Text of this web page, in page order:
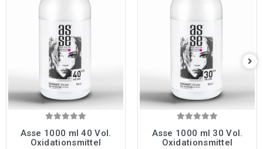
Asse 1000 ml 40 Vol.
Oxidationsmittel
Asse 1000 ml 30 Vol.
Oxidationsmittel